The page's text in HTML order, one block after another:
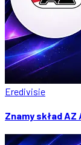
Eredivisie
Znamy skład AZ